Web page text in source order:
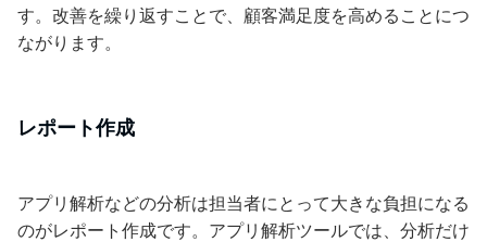
す。改善を繰り返すことで、顧客満足度を高めることにつ
ながります。
レポート作成
アプリ解析などの分析は担当者にとって大きな負担になる
のがレポート作成です。アプリ解析ツールでは、分析だけ